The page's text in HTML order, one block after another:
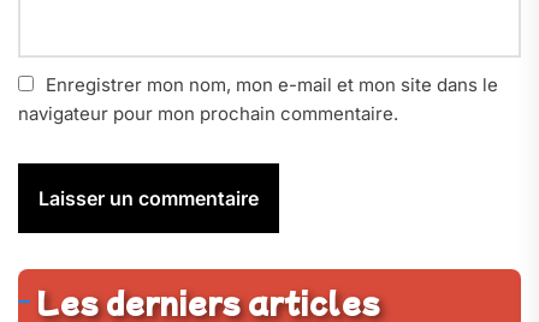
Enregistrer mon nom, mon e-mail et mon site dans le
navigateur pour mon prochain commentaire.
Les derniers articles